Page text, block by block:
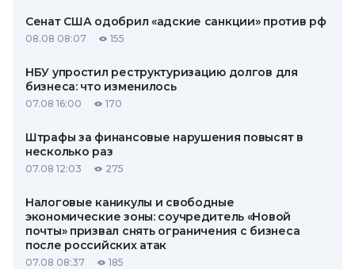
Сенат США одобрил «адские санкции» против рф
08.08 08:07 155
НБУ упростил реструктуризацию долгов для
бизнеса: что изменилось
07.08 16:00 170
Штрафы за финансовые нарушения повысят в
несколько раз
07.08 12:03 275
Налоговые каникулы и свободные
экономические зоны: соучредитель «Новой
почты» призвал снять ограничения с бизнеса
после российских атак
07.08 08:37 185